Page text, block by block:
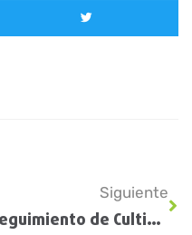
Siguiente
Seguimiento de Cultivos EE.UU. – USDA